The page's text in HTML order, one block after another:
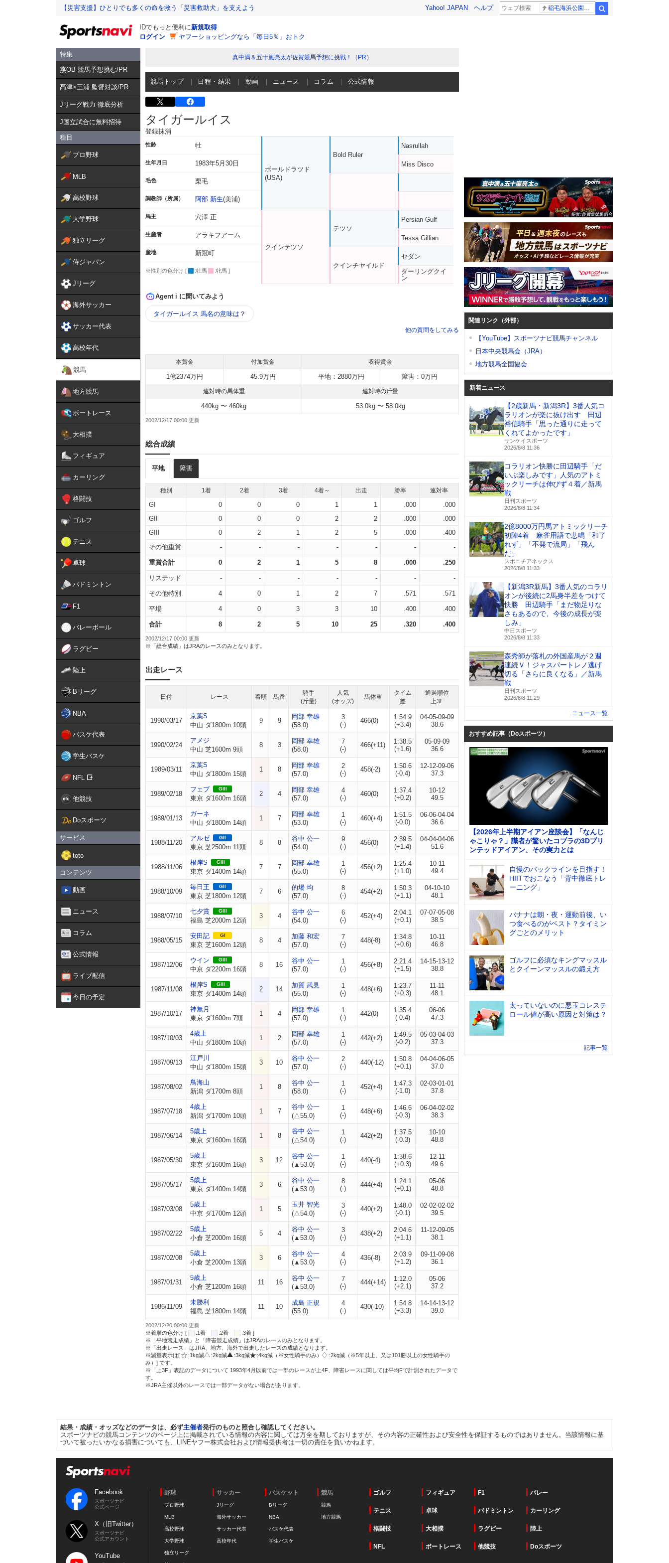
【災害支援】ひとりでも多くの命を救う「災害救助犬」を支えよう Yahoo! JAPAN ヘルプ
IDでもっと便利に新規取得
ログイン
ヤフーショッピングなら「毎日5％」おトク
特集
燕OB 競馬予想挑む/PR
髙津×三浦 監督対談/PR
Jリーグ戦力 徹底分析
J国立試合に無料招待
種目
プロ野球
MLB
高校野球
大学野球
独立リーグ
侍ジャパン
Jリーグ
海外サッカー
サッカー代表
高校年代
競馬
地方競馬
ボートレース
大相撲
フィギュア
カーリング
格闘技
ゴルフ
テニス
卓球
バドミントン
F1
バレーボール
ラグビー
陸上
Bリーグ
NBA
バスケ代表
学生バスケ
NFL
他競技
Doスポーツ
サービス
toto
コンテンツ
動画
ニュース
コラム
公式情報
ライブ配信
今日の予定
真中満＆五十嵐亮太が佐賀競馬予想に挑戦！（PR）
競馬トップ 日程・結果 動画 ニュース コラム 公式情報
タイガールイス
登録抹消
性齢 牡
生年月日 1983年5月30日
毛色 栗毛
調教師（所属） 阿部 新生(美浦)
馬主 穴澤 正
生産者 アラキフアーム
産地 新冠町
※性別の色分け [ :牡馬 :牝馬 ]
ボールドラツド
(USA)
クインテツソ
Bold Ruler
テツソ
クインチヤイルド
Nasrullah
Miss Disco
Persian Gulf
Tessa Gillian
セダン
ダーリングクイ
ン
Agent i に聞いてみよう
タイガールイス 馬名の意味は？
他の質問をしてみる
本賞金 付加賞金 収得賞金
1億2374万円 45.9万円 平地：2880万円 障害：0万円
連対時の馬体重 連対時の斤量
440kg 〜 460kg 53.0kg 〜 58.0kg
2002/12/17 00:00
総合成績
平地 障害
種別 1着 2着 3着 4着～ 出走 勝率 連対率
GI 0 0 0 1 1 .000
.000
GII
0 0 0 2 2 .000
.000
GIII
0 2 1 2 5 .000
.400
その他重賞
- - - - - - -
重賞合計 0 2 1 5 8 .000 .250
リステッド - - - - - - -
その他特別 4 0 1 2 7 .571 .571
平場 4 0 3 3 10 .400 .400
合計 8 2 5 10 25 .320 .400
2002/12/17 00:00 更新
※「総合成績」はJRAのレースのみとなります。
出走レース
日付 レース 着順 馬番
騎手
(斤量)
人気
(オッズ)
馬体重
タイム
差
通過順位
上3F
1990/03/17
京葉S
中山 ダ1800m 10頭
9 9
岡部 幸雄
(58.0)
3
(-)
466(0)
1:54.9
(+3.4)
04-05-09-09
38.6
1990/02/24
アメジ
中山 芝1600m 9頭
8 3
岡部 幸雄
(58.0)
7
(-)
466(+11)
1:38.5
(+1.6)
05-09-09
36.6
1989/03/11
京葉S
中山 ダ1800m 15頭
1 8
岡部 幸雄
(57.0)
2
(-)
458(-2)
1:50.6
(-0.4)
12-12-09-06
37.3
1989/02/18
フェブ GIII
東京 ダ1600m 16頭
2 4
岡部 幸雄
(57.0)
4
(-)
460(0)
1:37.4
(+0.2)
10-12
49.5
1989/01/13
ガーネ
中山 ダ1800m 14頭
1 7
岡部 幸雄
(53.0)
1
(-)
460(+4)
1:51.5
(-0.0)
06-06-04-04
36.6
1988/11/20
アルゼ GII
東京 芝2500m 11頭
8 8
谷中 公一
(54.0)
9
(-)
456(0)
2:39.5
(+1.4)
04-04-04-06
51.6
1988/11/06
根岸S GIII
東京 ダ1400m 14頭
7 7
岡部 幸雄
(55.0)
1
(-)
456(+2)
1:25.4
(+1.0)
10-11
49.4
1988/10/09
毎日王 GII
東京 芝1800m 12頭
7 6
的場 均
(57.0)
8
(-)
454(+2)
1:50.3
(+1.1)
04-10-10
48.1
1988/07/10
七夕賞 GIII
福島 芝2000m 12頭
3 4
谷中 公一
(54.0)
6
(-)
452(+4)
2:04.1
(+0.1)
07-07-05-08
38.5
1988/05/15
安田記 GI
東京 芝1600m 12頭
8 4
加藤 和宏
(57.0)
7
(-)
448(-8)
1:34.8
(+0.6)
10-11
46.8
1987/12/06
ウイン GIII
中京 ダ2200m 16頭
8 16
谷中 公一
(57.0)
1
(-)
456(+8)
2:21.4
(+1.5)
14-15-13-12
38.8
1987/11/08
根岸S GIII
東京 ダ1400m 14頭
2 14
加賀 武見
(55.0)
1
(-)
448(+6)
1:23.7
(+0.3)
11-11
48.1
1987/10/17
神無月
東京 ダ1600m 7頭
1 4
岡部 幸雄
(57.0)
1
(-)
442(0)
1:35.4
(-0.4)
06-06
47.3
1987/10/03
4歳上
中山 ダ1800m 10頭
1 2
岡部 幸雄
(57.0)
1
(-)
442(+2)
1:49.5
(-0.2)
05-03-04-03
37.3
1987/09/13
江戸川
中山 ダ1800m 15頭
3 10
谷中 公一
(57.0)
2
(-)
440(-12)
1:50.8
(+0.1)
04-04-06-05
37.0
1987/08/02
鳥海山
新潟 ダ1700m 8頭
1 8
谷中 公一
(58.0)
1
(-)
452(+4)
1:47.3
(-1.0)
02-03-01-01
37.8
1987/07/18
4歳上
新潟 ダ1700m 10頭
1 7
谷中 公一
(△55.0)
1
(-)
448(+6)
1:46.6
(-0.3)
06-04-02-02
38.3
1987/06/14
5歳上
東京 ダ1600m 16頭
1 8
谷中 公一
(△54.0)
1
(-)
442(+2)
1:37.5
(-0.3)
10-10
48.8
1987/05/30
5歳上
東京 ダ1600m 16頭
3 12
谷中 公一
(▲53.0)
1
(-)
440(-4)
1:38.6
(+0.3)
12-11
49.6
1987/05/17
5歳上
東京 ダ1400m 14頭
3 6
谷中 公一
(▲53.0)
8
(-)
444(+4)
1:24.1
(+0.1)
05-06
48.8
1987/03/08
5歳上
中京 ダ1700m 12頭
1 5
玉井 智光
(△54.0)
3
(-)
440(+2)
1:48.0
(-0.1)
02-02-02-02
39.5
1987/02/22
5歳上
小倉 芝2000m 16頭
5 4
谷中 公一
(▲53.0)
3
(-)
438(+2)
2:04.6
(+1.1)
11-12-09-05
38.1
1987/02/08
5歳上
小倉 芝2000m 13頭
3 6
谷中 公一
(▲53.0)
4
(-)
436(-8)
2:03.9
(+1.2)
09-11-09-08
36.1
1987/01/31
5歳上
小倉 芝1200m 16頭
11 16
谷中 公一
(▲53.0)
7
(-)
444(+14)
1:12.0
(+2.1)
05-06
37.2
1986/11/09
未勝利
福島 芝1800m 14頭
11 10
成島 正規
(55.0)
4
(-)
430(-10)
1:54.8
(+3.3)
14-14-13-12
39.0
2002/12/20 00:00 更新
※着順の色分け [
:1着 :2着
:3着 ]
※「平地競走成績」と「障害競走成績」はJRAのレースのみとなります。
※「出走レース」はJRA、地方、海外で出走したレースの成績となります。
※減量表示は[
:1kg減 :2kg減 :3kg減 :4kg減（※女性騎手のみ）
:2kg減（※5年以上、又は101勝以上の女性騎手の
み）] です。
※「上3F」表記のデータについて 1993年4月以前では一部のレースが上4F、障害レースに関しては平均Fで計測されたデータで
す。
※JRA主催以外のレースでは一部データがない場合があります。
関連リンク（外部）
【YouTube】スポーツナビ競馬チャンネル
日本中央競馬会（JRA）
地方競馬全国協会
新着ニュース
【2歳新馬・新潟3R】3番人気コ
ラリオンが楽に抜け出す 田辺
裕信騎手「思った通りに走って
くれてよかったです」
サンケイスポーツ
2026/8/8 11:36
コラリオン快勝に田辺騎手「だ
いぶ楽しみです」人気のアトミ
ックリーチは伸びず４着／新馬
戦
日刊スポーツ
2026/8/8 11:34
2億8000万円馬アトミックリーチ
初陣4着 麻雀用語で悲鳴「和了
れず」「不発で流局」「飛ん
だ」
スポニチアネックス
2026/8/8 11:33
【新潟3R新馬】3番人気のコラリ
オンが後続に2馬身半差をつけて
快勝 田辺騎手「まだ物足りな
さもあるので、今後の成長が楽
しみ」
中日スポーツ
2026/8/8 11:33
森秀師が落札の外国産馬が２週
連続Ｖ！ジャスパートレノ逃げ
切る「さらに良くなる」／新馬
戦
日刊スポーツ
2026/8/8 11:29
ニュース一覧
おすすめ記事（Doスポーツ）
【2026年上半期アイアン座談会】「なんじ
ゃこりゃ？」識者が驚いたコブラの3Dプリ
ンテッドアイアン、その実力とは
自慢のバックラインを目指す！
HIITでおこなう「背中徹底トレ
ーニング」
バナナは朝・夜・運動前後、い
つ食べるのがベスト？タイミン
グごとのメリット
ゴルフに必須なキングマッスル
とクイーンマッスルの鍛え方
太っていないのに悪玉コレステ
ロール値が高い原因と対策は？
記事一覧
結果・成績・オッズなどのデータは、必ず主催者発行のものと照合し確認してください。
スポーツナビの競馬コンテンツのページ上に掲載されている情報の内容に関しては万全を期しておりますが、その内容の正確性および安全性を保証するものではありません。当該情報に基
づいて被ったいかなる損害についても、LINEヤフー株式会社および情報提供者は一切の責任を負いかねます。
Facebook
スポーツナビ
公式ページ
X（旧Twitter）
スポーツナビ
公式アカウント
YouTube
野球
プロ野球
MLB
高校野球
大学野球
独立リーグ
サッカー
Jリーグ
海外サッカー
サッカー代表
高校年代
バスケット
Bリーグ
NBA
バスケ代表
学生バスケ
競馬
競馬
地方競馬
ゴルフ フィギュア F1 バレー
テニス 卓球 バドミントン カーリング
格闘技 大相撲 ラグビー 陸上
NFL ボートレース 他競技 Doスポーツ